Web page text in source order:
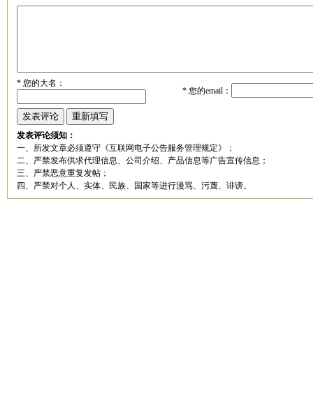
*您的大名：
*您的email：
发表评论须知：
一、所发文章必须遵守《互联网电子公告服务管理规定》；
二、严禁发布供求代理信息、公司介绍、产品信息等广告宣传信息；
三、严禁恶意重复发帖；
四、严禁对个人、实体、民族、国家等进行漫骂、污蔑、诽谤。